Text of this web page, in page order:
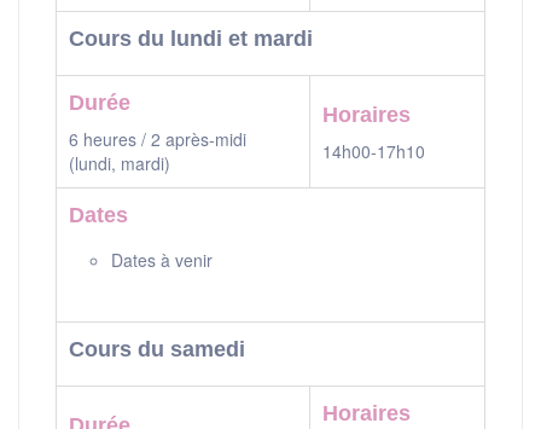
Cours du lundi et mardi
Durée
6 heures / 2 après-midi
(lundi, mardi)
Horaires
14h00-17h10
Dates
Dates à venir
Cours du samedi
Horaires